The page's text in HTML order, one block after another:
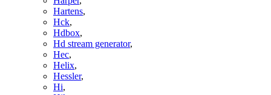
Hartens,
Hck,
Hdbox,
Hd stream generator,
Hec,
Helix,
Hessler,
Hi,